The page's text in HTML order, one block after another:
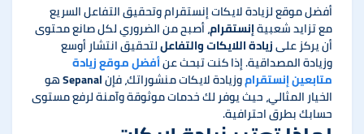
أفضل موقع لزيادة لايكات إنستقرام وتحقيق التفاعل السريع
مع تزايد شعبيةإنستقرام، أصبح من الضروري لكل صانع محتوى
أن يركز علىزيادة اللايكات والتفاعللتحقيق انتشار أوسع
وزيادة المصداقية. إذا كنت تبحث عنأفضل موقع زيادة
متابعين إنستقراموزيادة لايكات منشوراتك، فإنSepanalهو
الخيار المثالي، حيث يوفر لك خدمات موثوقة وآمنة لرفع مستوى
حسابك بطرق احترافية.